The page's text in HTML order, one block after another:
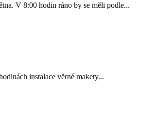
V 8:00 hodin ráno by se měli podle...
instalace věrné makety...